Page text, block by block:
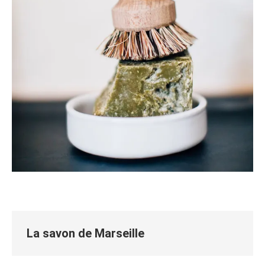
La savon de Marseille